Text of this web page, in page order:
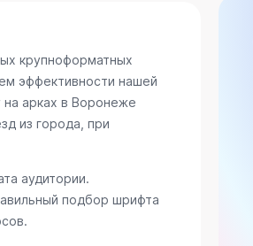
крупноформатных
эффективности нашей
арках в Воронеже
из города, при
аудитории.
подбор шрифта